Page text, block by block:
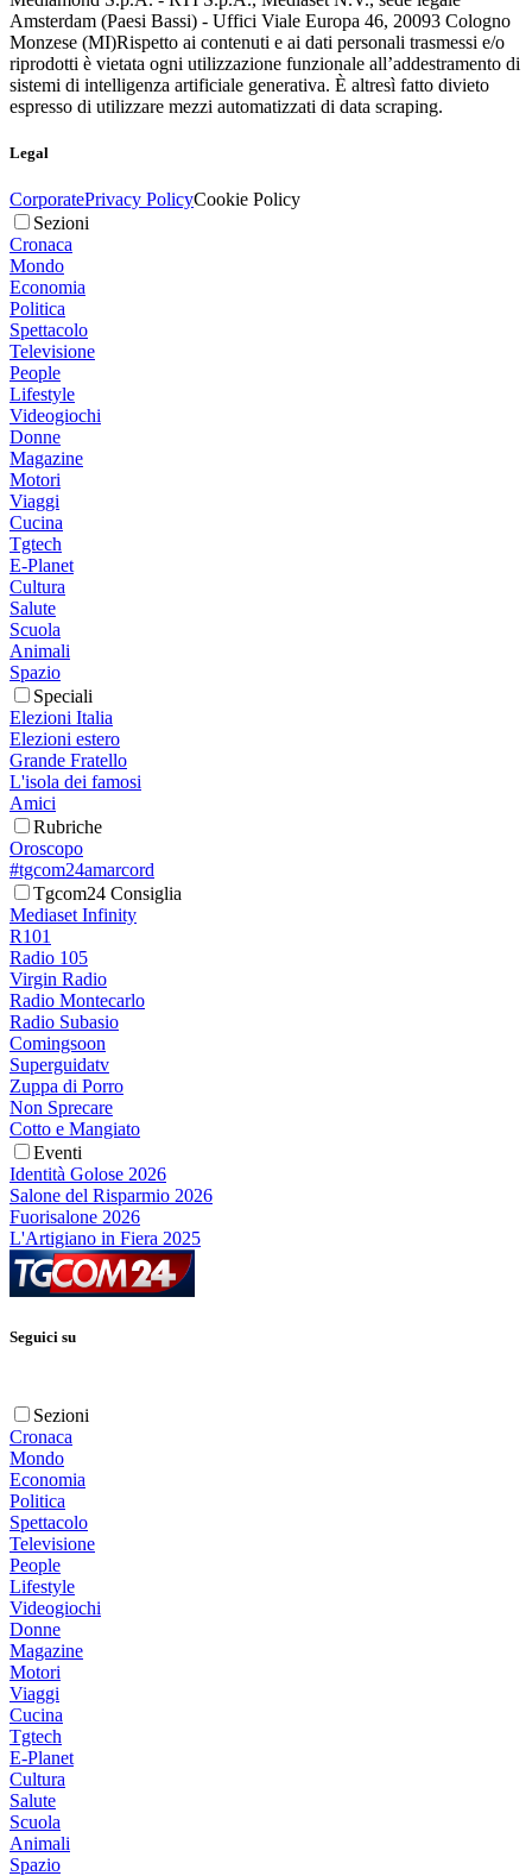
Amsterdam (Paesi Bassi) - Uffici Viale Europa 46, 20093 Cologno
Monzese (MI)Rispetto ai contenuti e ai dati personali trasmessi e/o
riprodotti è vietata ogni utilizzazione funzionale all’addestramento di
sistemi di intelligenza artificiale generativa. È altresì fatto divieto
espresso di utilizzare mezzi automatizzati di data scraping.
Legal
CorporatePrivacy PolicyCookie Policy
Sezioni
Cronaca
Mondo
Economia
Politica
Spettacolo
Televisione
People
Lifestyle
Videogiochi
Donne
Magazine
Motori
Viaggi
Cucina
Tgtech
E-Planet
Cultura
Salute
Scuola
Animali
Spazio
Speciali
Elezioni Italia
Elezioni estero
Grande Fratello
L'isola dei famosi
Amici
Rubriche
Oroscopo
#tgcom24amarcord
Tgcom24 Consiglia
Mediaset Infinity
R101
Radio 105
Virgin Radio
Radio Montecarlo
Radio Subasio
Comingsoon
Superguidatv
Zuppa di Porro
Non Sprecare
Cotto e Mangiato
Eventi
Identità Golose 2026
Salone del Risparmio 2026
Fuorisalone 2026
L'Artigiano in Fiera 2025
Seguici su
Sezioni
Cronaca
Mondo
Economia
Politica
Spettacolo
Televisione
People
Lifestyle
Videogiochi
Donne
Magazine
Motori
Viaggi
Cucina
Tgtech
E-Planet
Cultura
Salute
Scuola
Animali
Spazio